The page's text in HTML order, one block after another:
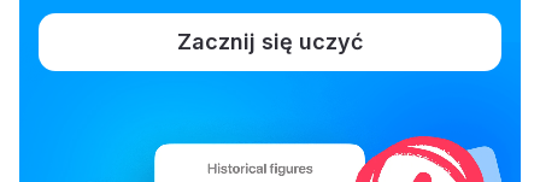
Zacznij się uczyć